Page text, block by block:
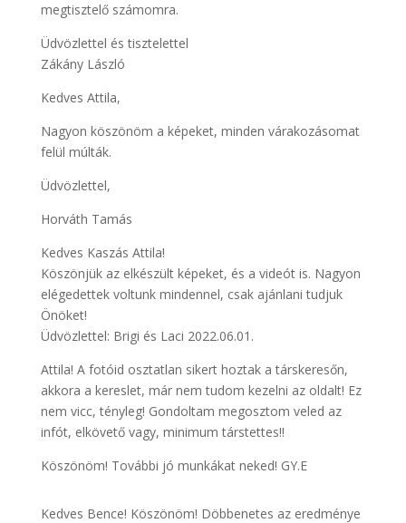
megtisztelő számomra.
Üdvözlettel és tisztelettel
Zákány László
Kedves Attila,
Nagyon köszönöm a képeket, minden várakozásomat
felül múlták.
Üdvözlettel,
Horváth Tamás
Kedves Kaszás Attila!
Köszönjük az elkészült képeket, és a videót is. Nagyon
elégedettek voltunk mindennel, csak ajánlani tudjuk
Önöket!
Üdvözlettel: Brigi és Laci 2022.06.01.
Attila! A fotóid osztatlan sikert hoztak a társkeresőn,
akkora a kereslet, már nem tudom kezelni az oldalt! Ez
nem vicc, tényleg! Gondoltam megosztom veled az
infót, elkövető vagy, minimum társtettes!!
Köszönöm! További jó munkákat neked! GY.E
Kedves Bence! Köszönöm! Döbbenetes az eredménye